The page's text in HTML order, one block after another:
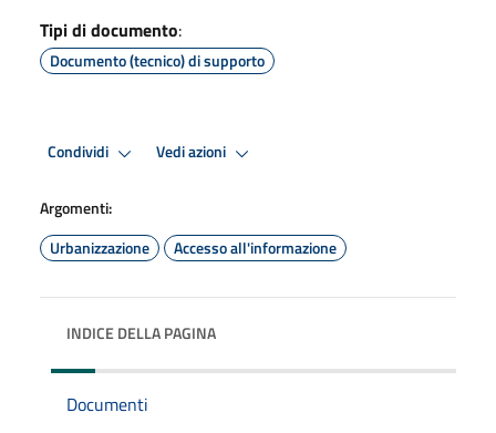
Tipi di documento:
Documento (tecnico) di supporto
Condividi Vedi azioni
Argomenti:
Urbanizzazione
Accesso all'informazione
INDICE DELLA PAGINA
Documenti